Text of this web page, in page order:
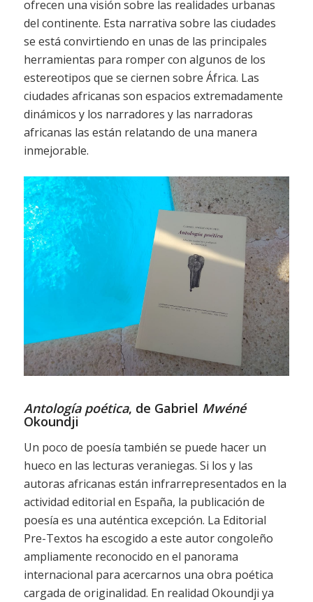
ofrecen una visión sobre las realidades urbanas
del continente. Esta narrativa sobre las ciudades
se está convirtiendo en unas de las principales
herramientas para romper con algunos de los
estereotipos que se ciernen sobre África. Las
ciudades africanas son espacios extremadamente
dinámicos y los narradores y las narradoras
africanas las están relatando de una manera
inmejorable.
Antología poética, de Gabriel Mwéné
Okoundji
Un poco de poesía también se puede hacer un
hueco en las lecturas veraniegas. Si los y las
autoras africanas están infrarrepresentados en la
actividad editorial en España, la publicación de
poesía es una auténtica excepción. La Editorial
Pre-Textos ha escogido a este autor congoleño
ampliamente reconocido en el panorama
internacional para acercarnos una obra poética
cargada de originalidad. En realidad Okoundji ya